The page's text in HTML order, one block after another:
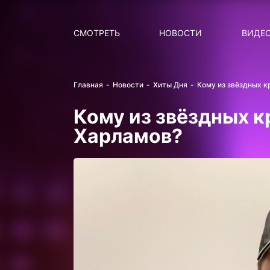
СМОТРЕТЬ НОВОСТИ
Главная Новости Хиты Дня Кому из звёздных
Кому из звёздных
Харламов?